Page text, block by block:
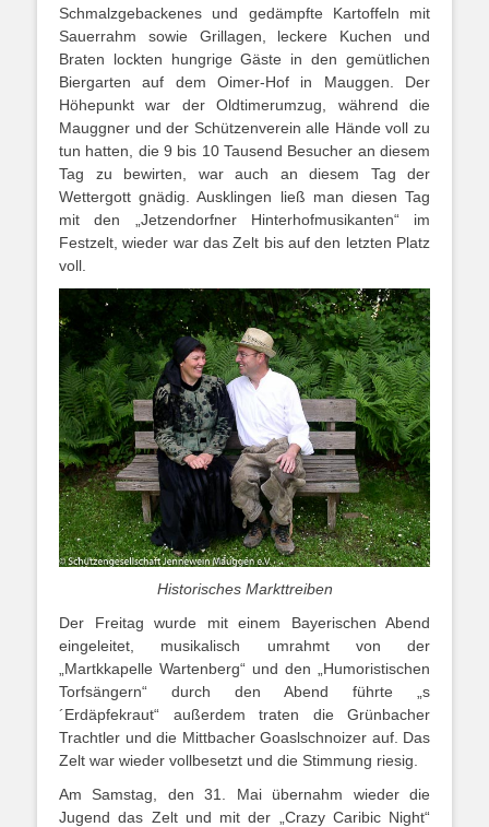
Schmalzgebackenes und gedämpfte Kartoffeln mit
Sauerrahm sowie Grillagen, leckere Kuchen und
Braten lockten hungrige Gäste in den gemütlichen
Biergarten auf dem Oimer-Hof in Mauggen. Der
Höhepunkt war der Oldtimerumzug, während die
Mauggner und der Schützenverein alle Hände voll zu
tun hatten, die 9 bis 10 Tausend Besucher an diesem
Tag zu bewirten, war auch an diesem Tag der
Wettergott gnädig. Ausklingen ließ man diesen Tag
mit den „Jetzendorfner Hinterhofmusikanten“ im
Festzelt, wieder war das Zelt bis auf den letzten Platz
voll.
Historisches Markttreiben
Der Freitag wurde mit einem Bayerischen Abend
eingeleitet, musikalisch umrahmt von der
„Martkkapelle Wartenberg“ und den „Humoristischen
Torfsängern“ durch den Abend führte „s
´Erdäpfekraut“ außerdem traten die Grünbacher
Trachtler und die Mittbacher Goaslschnoizer auf. Das
Zelt war wieder vollbesetzt und die Stimmung riesig.
Am Samstag, den 31. Mai übernahm wieder die
Jugend das Zelt und mit der „Crazy Caribic Night“